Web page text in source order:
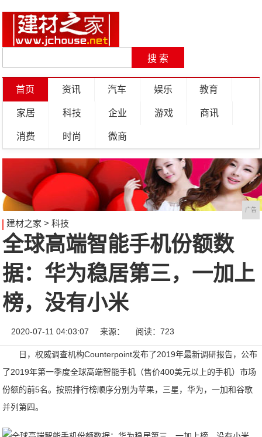
首页 资讯 汽车 娱乐 教育
家居 科技 企业 游戏 商讯
消费 时尚 微商
广告
建材之家 > 科技
全球高端智能手机份额数
据：华为稳居第三，一加上
榜，没有小米
2020-07-11 04:03:07 来源： 阅读：723
日，权威调查机构Counterpoint发布了2019年最新调研报告，公布
了2019年第一季度全球高端智能手机（售价400美元以上的手机）市场
份额的前5名。按照排行榜顺序分别为苹果，三星，华为，一加和谷歌
并列第四。